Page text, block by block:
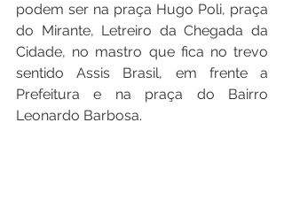
podem ser na praça Hugo Poli, praça
do Mirante, Letreiro da Chegada da
Cidade, no mastro que fica no trevo
sentido Assis Brasil, em frente a
Prefeitura e na praça do Bairro
Leonardo Barbosa.